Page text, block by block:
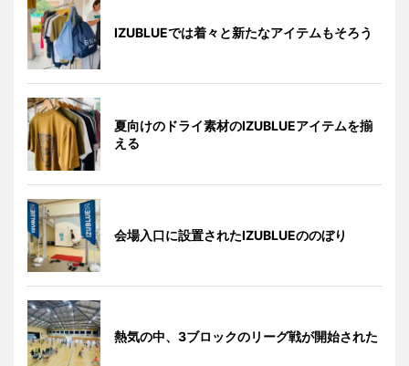
IZUBLUEでは着々と新たなアイテムもそろう
夏向けのドライ素材のIZUBLUEアイテムを揃
える
会場入口に設置されたIZUBLUEののぼり
熱気の中、3ブロックのリーグ戦が開始された